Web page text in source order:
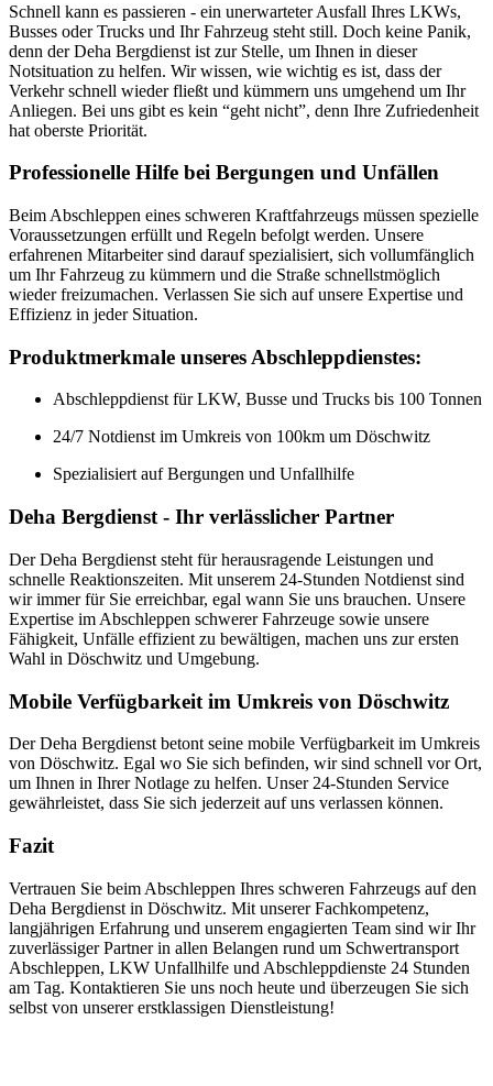
Schnell kann es passieren - ein unerwarteter Ausfall Ihres LKWs,
Busses oder Trucks und Ihr Fahrzeug steht still. Doch keine Panik,
denn der Deha Bergdienst ist zur Stelle, um Ihnen in dieser
Notsituation zu helfen. Wir wissen, wie wichtig es ist, dass der
Verkehr schnell wieder fließt und kümmern uns umgehend um Ihr
Anliegen. Bei uns gibt es kein “geht nicht”, denn Ihre Zufriedenheit
hat oberste Priorität.
Professionelle Hilfe bei Bergungen und Unfällen
Beim Abschleppen eines schweren Kraftfahrzeugs müssen spezielle
Voraussetzungen erfüllt und Regeln befolgt werden. Unsere
erfahrenen Mitarbeiter sind darauf spezialisiert, sich vollumfänglich
um Ihr Fahrzeug zu kümmern und die Straße schnellstmöglich
wieder freizumachen. Verlassen Sie sich auf unsere Expertise und
Effizienz in jeder Situation.
Produktmerkmale unseres Abschleppdienstes:
Abschleppdienst für LKW, Busse und Trucks bis 100 Tonnen
24/7 Notdienst im Umkreis von 100km um Döschwitz
Spezialisiert auf Bergungen und Unfallhilfe
Deha Bergdienst - Ihr verlässlicher Partner
Der Deha Bergdienst steht für herausragende Leistungen und
schnelle Reaktionszeiten. Mit unserem 24-Stunden Notdienst sind
wir immer für Sie erreichbar, egal wann Sie uns brauchen. Unsere
Expertise im Abschleppen schwerer Fahrzeuge sowie unsere
Fähigkeit, Unfälle effizient zu bewältigen, machen uns zur ersten
Wahl in Döschwitz und Umgebung.
Mobile Verfügbarkeit im Umkreis von Döschwitz
Der Deha Bergdienst betont seine mobile Verfügbarkeit im Umkreis
von Döschwitz. Egal wo Sie sich befinden, wir sind schnell vor Ort,
um Ihnen in Ihrer Notlage zu helfen. Unser 24-Stunden Service
gewährleistet, dass Sie sich jederzeit auf uns verlassen können.
Fazit
Vertrauen Sie beim Abschleppen Ihres schweren Fahrzeugs auf den
Deha Bergdienst in Döschwitz. Mit unserer Fachkompetenz,
langjährigen Erfahrung und unserem engagierten Team sind wir Ihr
zuverlässiger Partner in allen Belangen rund um Schwertransport
Abschleppen, LKW Unfallhilfe und Abschleppdienste 24 Stunden
am Tag. Kontaktieren Sie uns noch heute und überzeugen Sie sich
selbst von unserer erstklassigen Dienstleistung!